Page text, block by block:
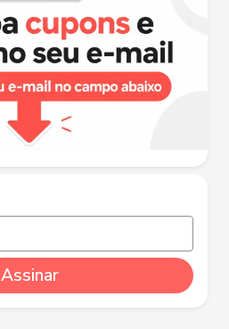
Assinar